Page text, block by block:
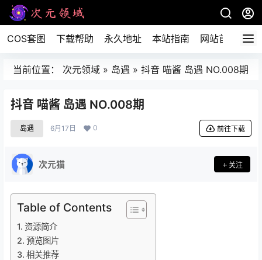
COS套图 下载帮助 永久地址 本站指南 网站首页
当前位置： 次元领域 » 岛遇 » 抖音 喵酱 岛遇 NO.008期
抖音 喵酱 岛遇 NO.008期
岛遇 6月17日 0 前往下载
次元猫 关注
Table of Contents
资源简介
预览图片
相关推荐